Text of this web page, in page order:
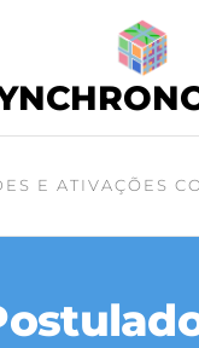
E ATIVAÇÕES